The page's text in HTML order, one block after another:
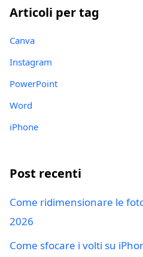
Articoli per tag
Canva
Instagram
PowerPoint
Word
iPhone
Post recenti
Come ridimensionare le
2026
Come sfocare i volti su